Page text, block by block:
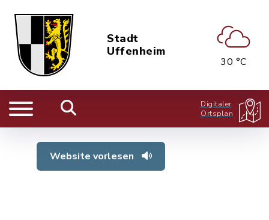
Stadt
Uffenheim
30 °C
Digitaler
Ortsplan
Website vorlesen